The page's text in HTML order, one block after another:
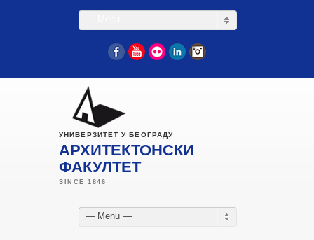
FacebookYouTube
Flickr LinkedIn
УНИВЕРЗИТЕТ У БЕОГРАДУ
АРХИТЕКТОНСКИ
ФАКУЛТЕТ
— Menu —